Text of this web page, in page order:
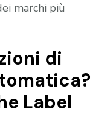
marchi più
di
Label